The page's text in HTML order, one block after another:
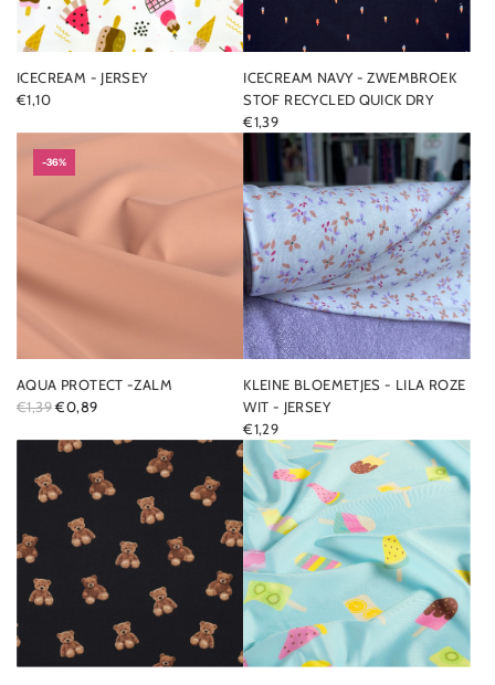
C
E
ICECREAM - JERSEY
€1,10
ICECREAM NAVY - ZWEMBROEK
STOF RECYCLED QUICK DRY
€1,39
-36%
AQUA PROTECT -ZALM
R
R
P
C
E
€1,39 €0,89
KLEINE BLOEMETJES - LILA ROZE
WIT - JERSEY
€1,29